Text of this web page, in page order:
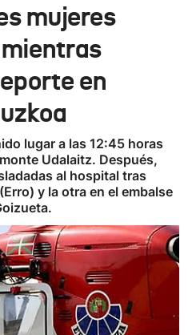
mujeres
en
lugar a las 12:45 horas
Udalaitz. Después,
al hospital tras
y la otra en el embalse